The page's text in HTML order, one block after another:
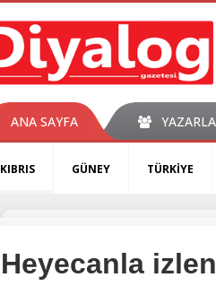
ANA SAYFA
KIBRIS GÜNEY TÜRKİYE
Heyecanla